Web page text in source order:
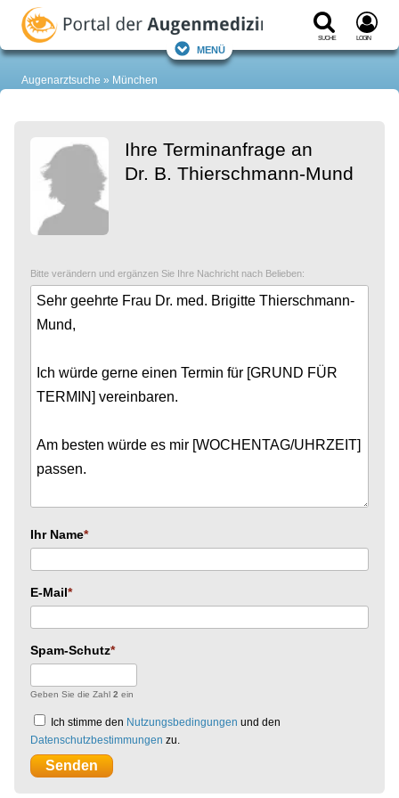
Suche Login
Menü
Augenarztsuche München
Ihre Terminanfrage an
Dr. B. Thierschmann-Mund
Bitte verändern und ergänzen Sie Ihre Nachricht nach Belieben:
Ihr Name
E-Mail
Spam-Schutz
Geben Sie die Zahl 2 ein
Ich stimme den Nutzungsbedingungen und den
Datenschutzbestimmungen zu.